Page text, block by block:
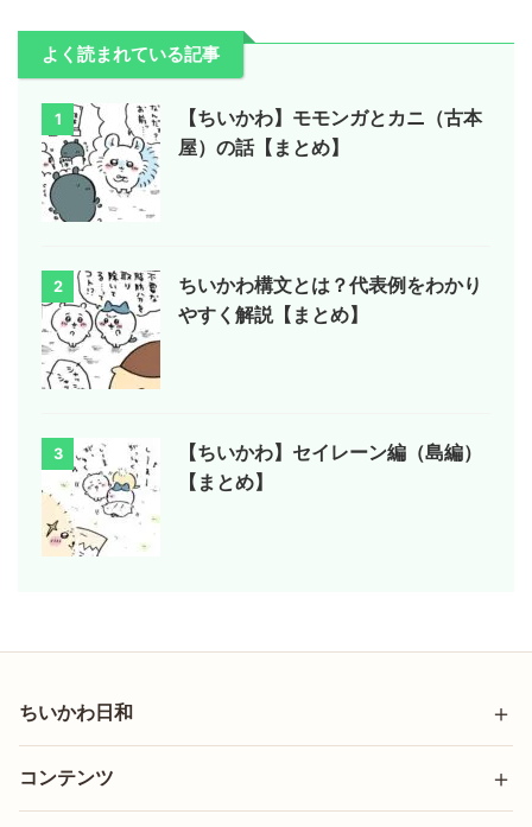
よく読まれている記事
1
【ちいかわ】モモンガとカニ（古本
屋）の話【まとめ】
2
ちいかわ構文とは？代表例をわかり
やすく解説【まとめ】
3
【ちいかわ】セイレーン編（島編）
【まとめ】
ちいかわ日和
コンテンツ